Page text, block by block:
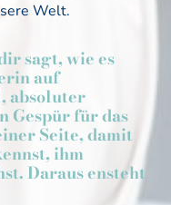
Welt.
sagt, wie es
auf
absoluter
Gespür für das
Seite, damit
ihm
Daraus ensteht